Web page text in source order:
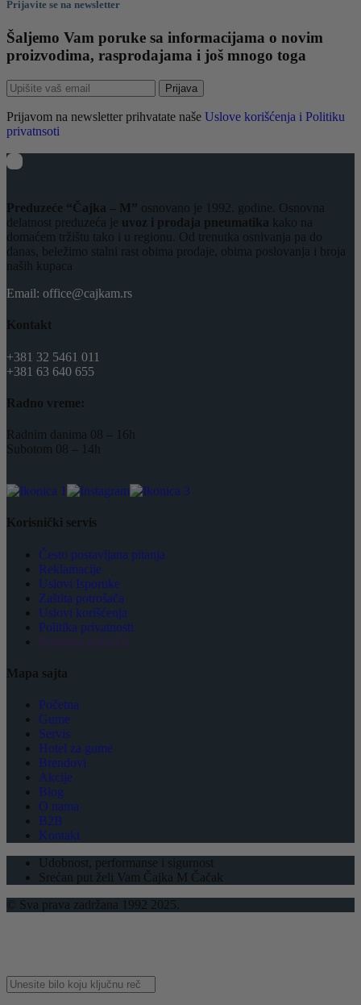
Prijavite se na newsletter
Šaljemo Vam poruke sa informacijama o novim
proizvodima, rasprodajama i još mnogo toga
Prijava
Prijavom na newsletter prihvatate naše Uslove korišćenja i Politiku
privatnsoti
Preduzeće “Čajka – M” osnovano je 1992. godine. Osnovna
delatnost preduzeća je uvoz i prodaja pneumatika kako na
domaćem tržištu tako i u regionu. Od trenutka osnivanja pa do
danas, beležimo stalni rast obima prodaje, obima poslovanja i broja
naših kupaca
Email: office@cajkam.rs
Kontakt
+381 32 5461 011
+381 63 640 655
Radno vreme:
Radnim danima 08 – 16h
Subotom 08 – 14h
Korisnički servis
Često postavljana pitanja
Reklamacije
Uslovi Isporuke
Zaštita potrošača
Uslovi korišćenja
Politika privatnosti
Postavke kolačića
Mapa sajta
Početna
Gume
Servis
Hotel za gume
Brendovi
Akcije
Blog
O nama
B2B
Kontakt
Udobnost, performanse i sigurnost
Srećan put želi Vam Čajka M Čačak
© Sva prava zadržana 1992 2025.